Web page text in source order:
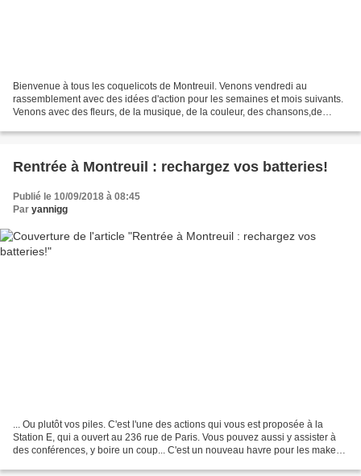
Bienvenue à tous les coquelicots de Montreuil. Venons vendredi au
rassemblement avec des idées d'action pour les semaines et mois suivants.
Venons avec des fleurs, de la musique, de la couleur, des chansons,de
https://nousvoulonsdescoquelicots.org/...
Rentrée à Montreuil : rechargez vos batteries!
Publié le 10/09/2018 à 08:45
Par yannigg
... Ou plutôt vos piles. C'est l'une des actions qui vous est proposée à la
Station E, qui a ouvert au 236 rue de Paris. Vous pouvez aussi y assister à
des conférences, y boire un coup... C'est un nouveau havre pour les makers